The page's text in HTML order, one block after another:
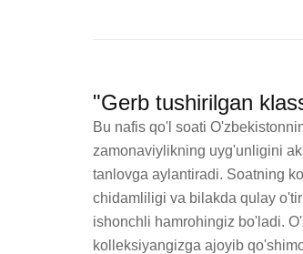
"Gerb tushirilgan
Bu nafis qo'l soati
zamonaviylikning uyg'unligini
tanlovga aylantiradi. Soatning
chidamliligi va bilakda qulay
ishonchli hamrohingiz bo'ladi.
kolleksiyangizga ajoyib